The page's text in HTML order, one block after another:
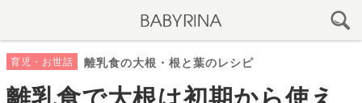
育児・お世話 離乳食の大根・根と葉のレシピ